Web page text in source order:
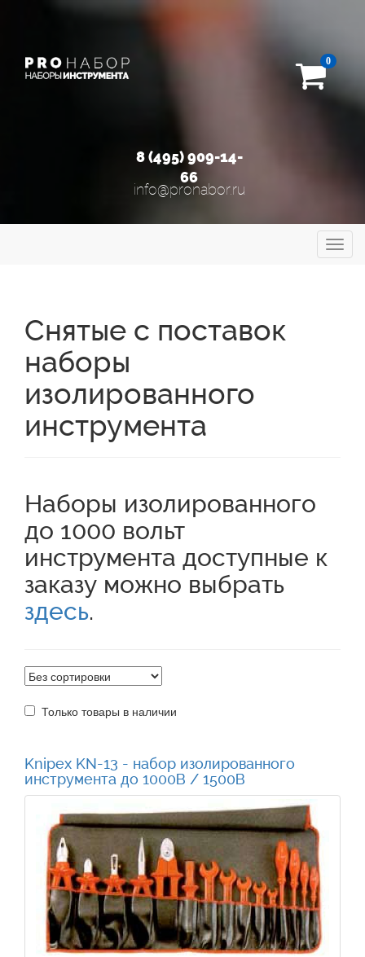
8 (495) 909-14-
66
info@pronabor.ru
0
Снятые с поставок
наборы
изолированного
инструмента
Наборы изолированного
до 1000 вольт
инструмента доступные к
заказу можно выбрать
здесь.
Только товары в наличии
Knipex KN-13 - набор изолированного
инструмента до 1000В / 1500В